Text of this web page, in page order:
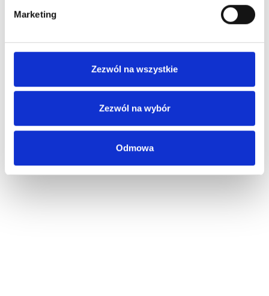
Marketing
Zezwól na wszystkie
Zezwól na wybór
Odmowa